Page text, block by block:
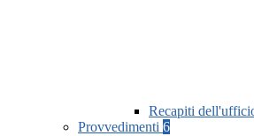
Recapiti
Provvedimenti 6